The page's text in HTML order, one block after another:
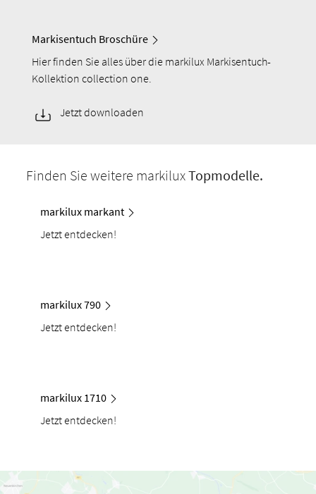
Markisentuch Broschüre
Hier finden Sie alles über die markilux Markisentuch-
Kollektion collection one.
Jetzt downloaden
Finden Sie weitere markiluxTopmodelle.
markilux markant
Jetzt entdecken!
markilux 790
Jetzt entdecken!
markilux 1710
Jetzt entdecken!